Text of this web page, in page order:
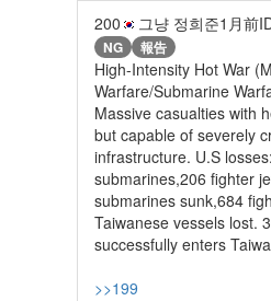
200 그냥 정희준1月前
NG 報告
High-Intensity Hot War
Warfare/Submarine
Massive casualties with
but capable of severely
infrastructure. U.S
submarines,206 fighter
submarines sunk,684
Taiwanese vessels lost.
successfully enters
>>199